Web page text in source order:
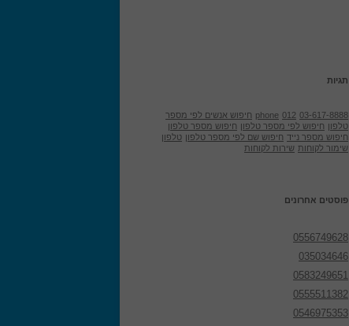
תגיות
03-617-8888
012
phone חיפוש אנשים לפי מספר
טלפון חיפוש לפי מספר טלפון חיפוש מספר טלפון
חיפוש מספר נייד חיפוש שם לפי מספר טלפון טלפון
שימור לקוחות שירות לקוחות
פוסטים אחרונים
0556749628
035034646
0583249651
0555511382
0546975353